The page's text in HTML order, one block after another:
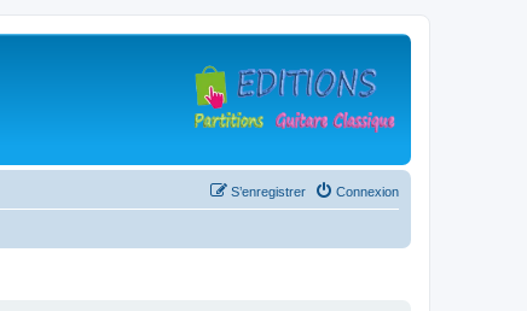
Connexion
S’enregistrer